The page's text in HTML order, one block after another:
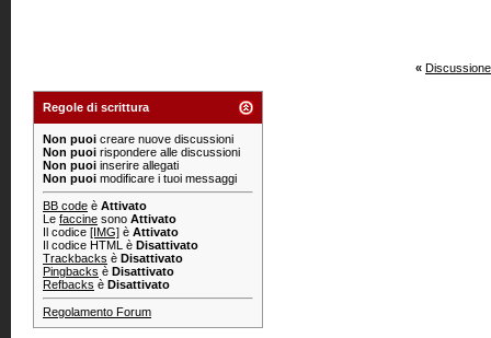
«
Regole di scrittura
Non puoi creare nuove discussioni
Non puoi rispondere alle discussioni
Non puoi inserire allegati
Non puoi modificare i tuoi messaggi
BB code è Attivato
Le faccine sono Attivato
Il codice [IMG] è Attivato
Il codice HTML è Disattivato
Trackbacks è Disattivato
Pingbacks è Disattivato
Refbacks è Disattivato
Regolamento Forum